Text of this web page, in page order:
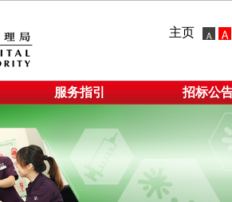
主页
服务指引 招标公